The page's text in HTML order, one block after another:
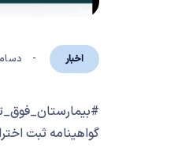
اخبار دسامبر
گواهینامه ثبت